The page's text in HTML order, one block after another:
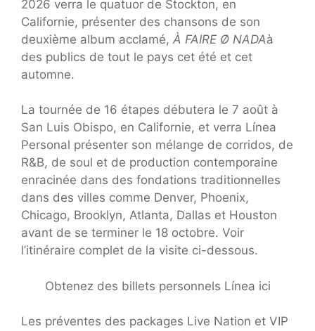
2026 verra le quatuor de Stockton, en
Californie, présenter des chansons de son
deuxième album acclamé, À FAIRE Ø NADAà
des publics de tout le pays cet été et cet
automne.
La tournée de 16 étapes débutera le 7 août à
San Luis Obispo, en Californie, et verra Línea
Personal présenter son mélange de corridos, de
R&B, de soul et de production contemporaine
enracinée dans des fondations traditionnelles
dans des villes comme Denver, Phoenix,
Chicago, Brooklyn, Atlanta, Dallas et Houston
avant de se terminer le 18 octobre. Voir
l’itinéraire complet de la visite ci-dessous.
Obtenez des billets personnels Línea ici
Les préventes des packages Live Nation et VIP